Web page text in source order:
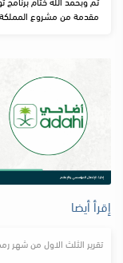
مقدمة من مشروع المملكة
إقرأ أيضا
تقرير الثلث الاول من شهر